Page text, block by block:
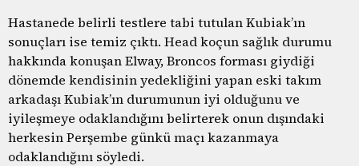
Hastanede belirli testlere tabi tutulan Kubiak’ın
sonuçları ise temiz çıktı. Head koçun sağlık durumu
hakkında konuşan Elway, Broncos forması giydiği
dönemde kendisinin yedekliğini yapan eski takım
arkadaşı Kubiak’ın durumunun iyi olduğunu ve
iyileşmeye odaklandığını belirterek onun dışındaki
herkesin Perşembe günkü maçı kazanmaya
odaklandığını söyledi.